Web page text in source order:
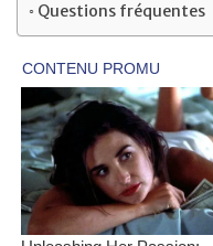
Questions fréquentes